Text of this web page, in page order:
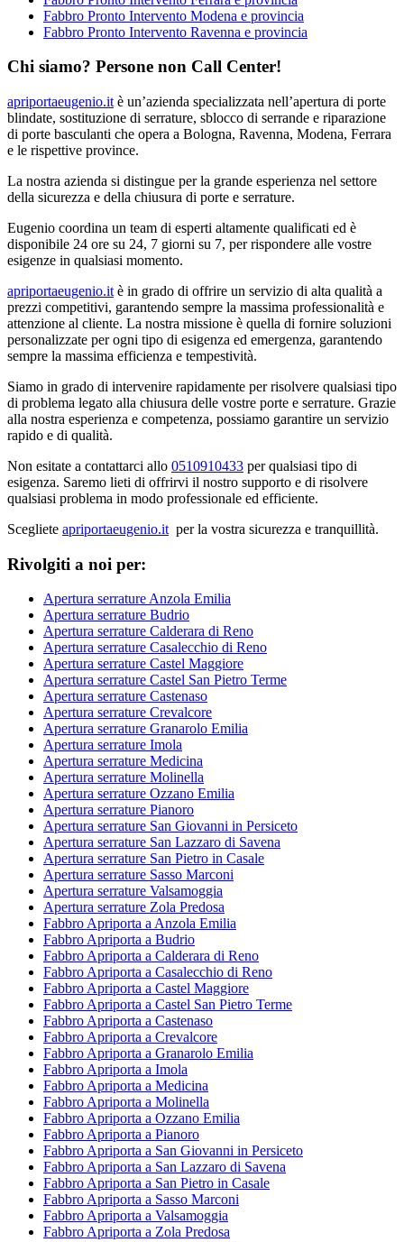
Fabbro Pronto Intervento Modena e provincia
Fabbro Pronto Intervento Ravenna e provincia
Chi siamo? Persone non Call Center!
apriportaeugenio.it è un’azienda specializzata nell’apertura di porte
blindate, sostituzione di serrature, sblocco di serrande e riparazione
di porte basculanti che opera a Bologna, Ravenna, Modena, Ferrara
e le rispettive province.
La nostra azienda si distingue per la grande esperienza nel settore
della sicurezza e della chiusura di porte e serrature.
Eugenio coordina un team di esperti altamente qualificati ed è
disponibile 24 ore su 24, 7 giorni su 7, per rispondere alle vostre
esigenze in qualsiasi momento.
apriportaeugenio.it è in grado di offrire un servizio di alta qualità a
prezzi competitivi, garantendo sempre la massima professionalità e
attenzione al cliente. La nostra missione è quella di fornire soluzioni
personalizzate per ogni tipo di esigenza ed emergenza, garantendo
sempre la massima efficienza e tempestività.
Siamo in grado di intervenire rapidamente per risolvere qualsiasi tipo
di problema legato alla chiusura delle vostre porte e serrature. Grazie
alla nostra esperienza e competenza, possiamo garantire un servizio
rapido e di qualità.
Non esitate a contattarci allo 0510910433 per qualsiasi tipo di
esigenza. Saremo lieti di offrirvi il nostro supporto e di risolvere
qualsiasi problema in modo professionale ed efficiente.
Scegliete apriportaeugenio.it per la vostra sicurezza e tranquillità.
Rivolgiti a noi per:
Apertura serrature Anzola Emilia
Apertura serrature Budrio
Apertura serrature Calderara di Reno
Apertura serrature Casalecchio di Reno
Apertura serrature Castel Maggiore
Apertura serrature Castel San Pietro Terme
Apertura serrature Castenaso
Apertura serrature Crevalcore
Apertura serrature Granarolo Emilia
Apertura serrature Imola
Apertura serrature Medicina
Apertura serrature Molinella
Apertura serrature Ozzano Emilia
Apertura serrature Pianoro
Apertura serrature San Giovanni in Persiceto
Apertura serrature San Lazzaro di Savena
Apertura serrature San Pietro in Casale
Apertura serrature Sasso Marconi
Apertura serrature Valsamoggia
Apertura serrature Zola Predosa
Fabbro Apriporta a Anzola Emilia
Fabbro Apriporta a Budrio
Fabbro Apriporta a Calderara di Reno
Fabbro Apriporta a Casalecchio di Reno
Fabbro Apriporta a Castel Maggiore
Fabbro Apriporta a Castel San Pietro Terme
Fabbro Apriporta a Castenaso
Fabbro Apriporta a Crevalcore
Fabbro Apriporta a Granarolo Emilia
Fabbro Apriporta a Imola
Fabbro Apriporta a Medicina
Fabbro Apriporta a Molinella
Fabbro Apriporta a Ozzano Emilia
Fabbro Apriporta a Pianoro
Fabbro Apriporta a San Giovanni in Persiceto
Fabbro Apriporta a San Lazzaro di Savena
Fabbro Apriporta a San Pietro in Casale
Fabbro Apriporta a Sasso Marconi
Fabbro Apriporta a Valsamoggia
Fabbro Apriporta a Zola Predosa